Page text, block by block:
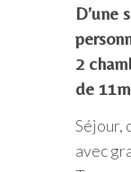
D’une
2
de
Séjour,
avec